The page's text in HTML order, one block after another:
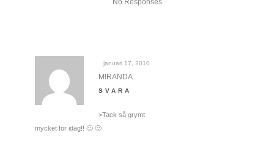
No Responses
januari 17, 2010
MIRANDA
SVARA
>Tack så grymt
mycket för idag!! 🙂 🙂